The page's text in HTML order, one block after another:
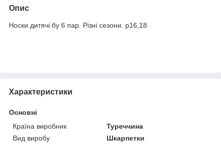
Опис
Носки дитячі бу 6 пар. Різні сезони. р16,18
Характеристики
Основні
Країна виробник
Туреччина
Вид виробу
Шкарпетки